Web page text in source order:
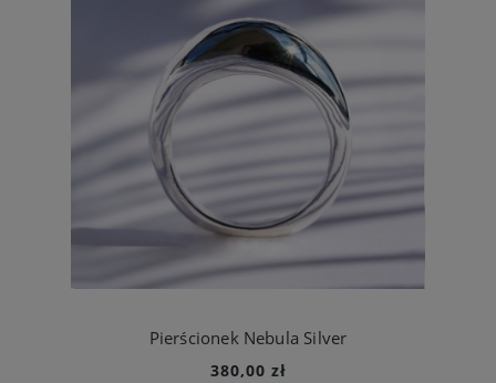
Pierścionek Nebula Silver
380,00 zł